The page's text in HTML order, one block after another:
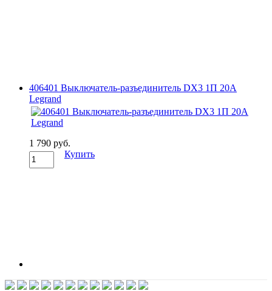
406401 Выключатель-разъединитель DX3 1П 20A
Legrand
1 790 руб.
Купить